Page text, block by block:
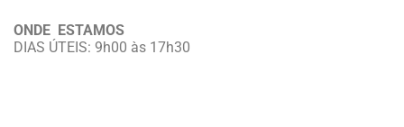
ONDE ESTAMOS
DIAS ÚTEIS: 9h00 às 17h30